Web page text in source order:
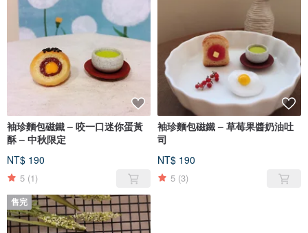
袖珍麵包磁鐵 – 咬一口迷你蛋黃
酥 – 中秋限定
NT$ 190
5 (1)
袖珍麵包磁鐵 – 草莓果醬奶油吐
司
NT$ 190
5 (3)
售完